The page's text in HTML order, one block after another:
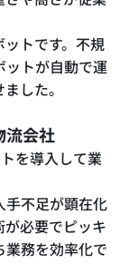
トです。不規
ットが自動で運
した。
流会社
を導入して業
手不足が顕在化
必要でピッキ
業務を効率化で